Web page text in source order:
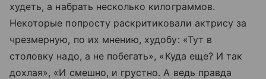
худеть, а набрать несколько килограммов.
Некоторые попросту раскритиковали актрису за
чрезмерную, по их мнению, худобу: «Тут в
столовку надо, а не побегать», «Куда еще? И так
дохлая», «И смешно, и грустно. А ведь правда